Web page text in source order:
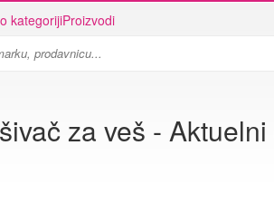
kategorijiProizvodi
za veš -